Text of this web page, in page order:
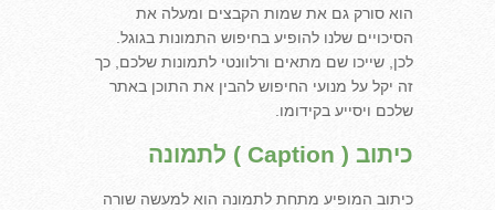
הוא סורק גם את שמות הקבצים ומעלה את
הסיכויים שלנו להופיע בחיפוש התמונות בגוגל.
לכן, שייכו שם מתאים ורלוונטי לתמונות שלכם, כך
זה יקל על מנועי החיפוש להבין את התוכן באתר
שלכם ויסייע בקידומו.
כיתוב ( Caption ) לתמונה
כיתוב המופיע מתחת לתמונה הוא למעשה שורה